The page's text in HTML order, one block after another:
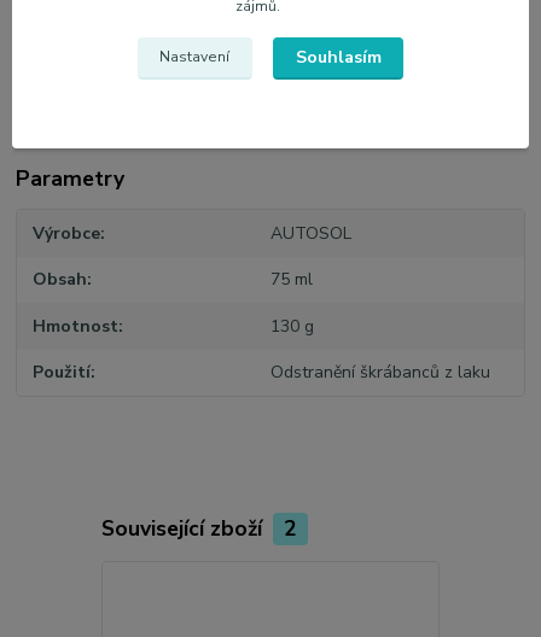
Parametry
Výrobce AUTOSOL
Obsah 75 ml
Hmotnost 130 g
Použití Odstranění škrábanců z laku
Související zboží 2
zájmů.
Nastavení Souhlasím